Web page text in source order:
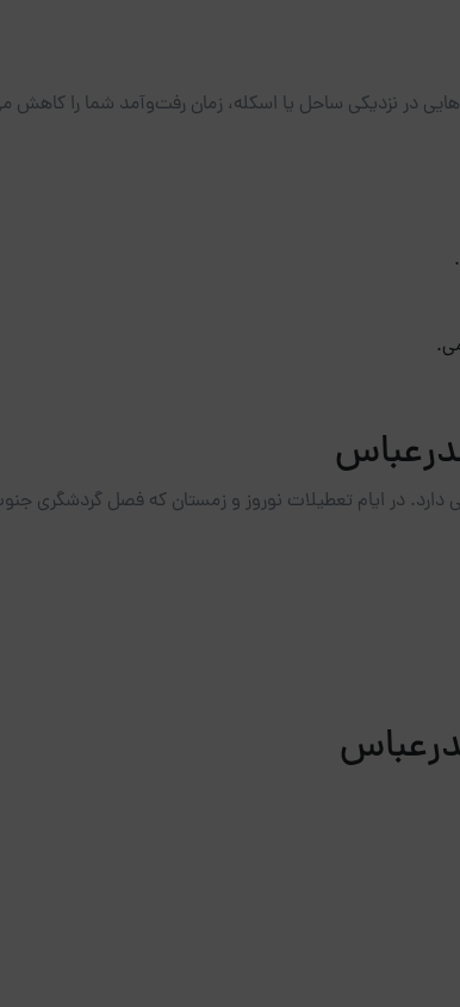
در نزدیکی ساحل یا اسکله، زمان رفت‌وآمد شما را کاهش
در ایام تعطیلات نوروز و زمستان که فصل گردشگری